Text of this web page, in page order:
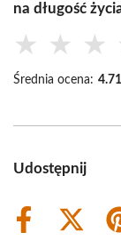
na długość
★ ★ ★
Średnia ocena: 4.71
Udostępnij
Share
Share